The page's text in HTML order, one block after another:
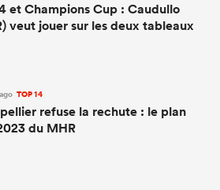
et Champions Cup : Caudullo
veut jouer sur les deux tableaux
TOP 14
refuse la rechute : le plan
du MHR